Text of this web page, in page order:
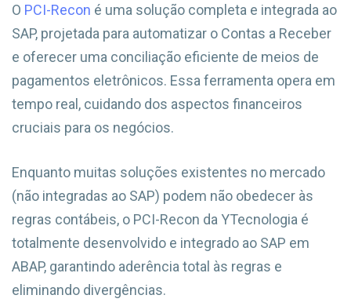
O PCI-Recon é uma solução completa e integrada ao
SAP, projetada para automatizar o Contas a Receber
e oferecer uma conciliação eficiente de meios de
pagamentos eletrônicos. Essa ferramenta opera em
tempo real, cuidando dos aspectos financeiros
cruciais para os negócios.
Enquanto muitas soluções existentes no mercado
(não integradas ao SAP) podem não obedecer às
regras contábeis, o PCI-Recon da YTecnologia é
totalmente desenvolvido e integrado ao SAP em
ABAP, garantindo aderência total às regras e
eliminando divergências.